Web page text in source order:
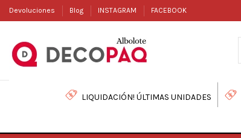
Devoluciones Blog INSTAGRAM FACEBOOK
LIQUIDACIÓN! ÚLTIMAS UNIDADES